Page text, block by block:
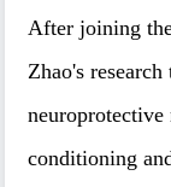
After joining
Zhao's
neuroprotective
conditioning